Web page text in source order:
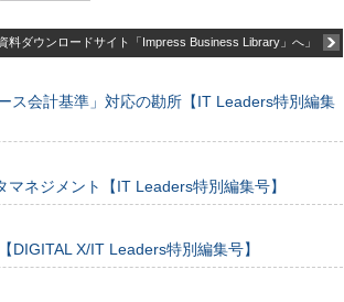
料ダウンロードサイト「Impress Business Library」へ」
ス会計基準」対応の勘所【IT Leaders特別編集
ネジメント【IT Leaders特別編集号】
X/IT Leaders特別編集号】